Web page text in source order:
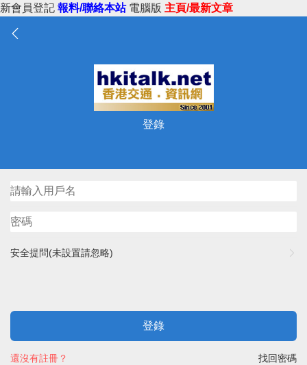
新會員登記 報料/聯絡本站 電腦版 主頁/最新文章
登錄
安全提問(未設置請忽略)
登錄
找回密碼
還沒有註冊？